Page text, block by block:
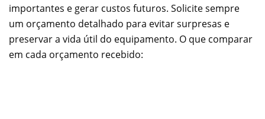
importantes e gerar custos futuros. Solicite sempre
um orçamento detalhado para evitar surpresas e
preservar a vida útil do equipamento. O que comparar
em cada orçamento recebido: